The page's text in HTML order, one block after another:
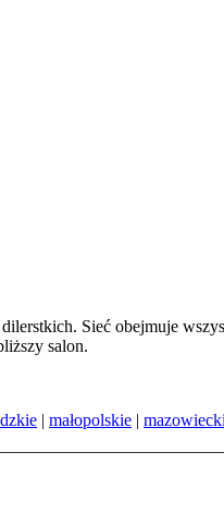
Sieć obejmuje
salon.
| małopolskie |